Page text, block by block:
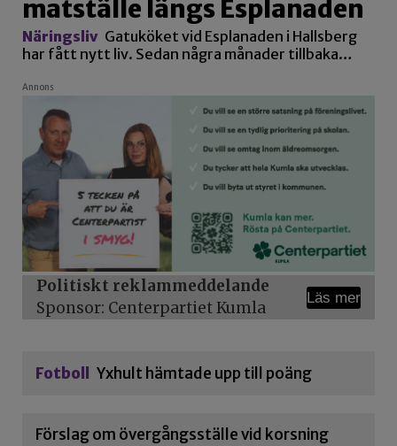
matställe längs Esplanaden
Näringsliv Gatuköket vid Esplanaden i Hallsberg
har fått nytt liv. Sedan några månader tillbaka…
Annons
Politiskt reklammeddelande
Sponsor: Centerpartiet Kumla
Läs mer
Fotboll Yxhult hämtade upp till poäng
Förslag om övergångsställe vid korsning